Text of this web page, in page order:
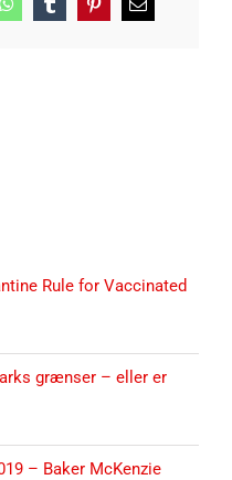
WhatsAppTumblrPinterest
E-
Rule for Vaccinated
grænser – eller er
– Baker McKenzie